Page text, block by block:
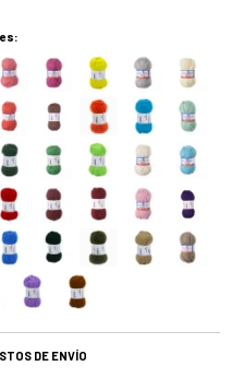
DE ENVÍO